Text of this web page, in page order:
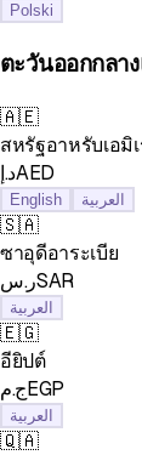
Polski
ตะวันออกกลา
🇦🇪
สหรัฐอาหรับเอมิ
د.إAED
English العربية
🇸🇦
ซาอุดีอาระเบีย
ر.سSAR
العربية
🇪🇬
อียิปต์
ج.مEGP
العربية
🇶🇦